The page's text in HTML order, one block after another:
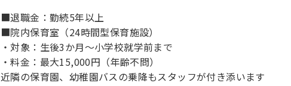
■退職金：勤続5年以上
■院内保育室（24時間型保育施設）
・対象：生後3か月～小学校就学前まで
・料金：最大15,000円（年齢不問）
近隣の保育園、幼稚園バスの乗降もスタッフが付き添います